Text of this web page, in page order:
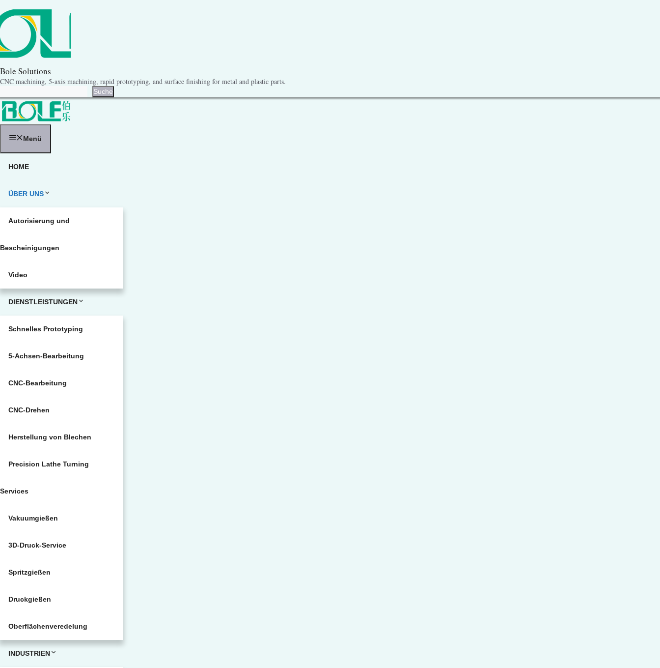
Inhalt
springen
Bole Solutions
CNC machining, 5-axis machining, rapid prototyping, and surface finishing for metal and plastic parts.
Suche
Menü
HOME
ÜBER UNS
Autorisierung und
Bescheinigungen
Video
DIENSTLEISTUNGEN
Schnelles Prototyping
5-Achsen-Bearbeitung
CNC-Bearbeitung
CNC-Drehen
Herstellung von Blechen
Precision Lathe Turning
Services
Vakuumgießen
3D-Druck-Service
Spritzgießen
Druckgießen
Oberflächenveredelung
INDUSTRIEN